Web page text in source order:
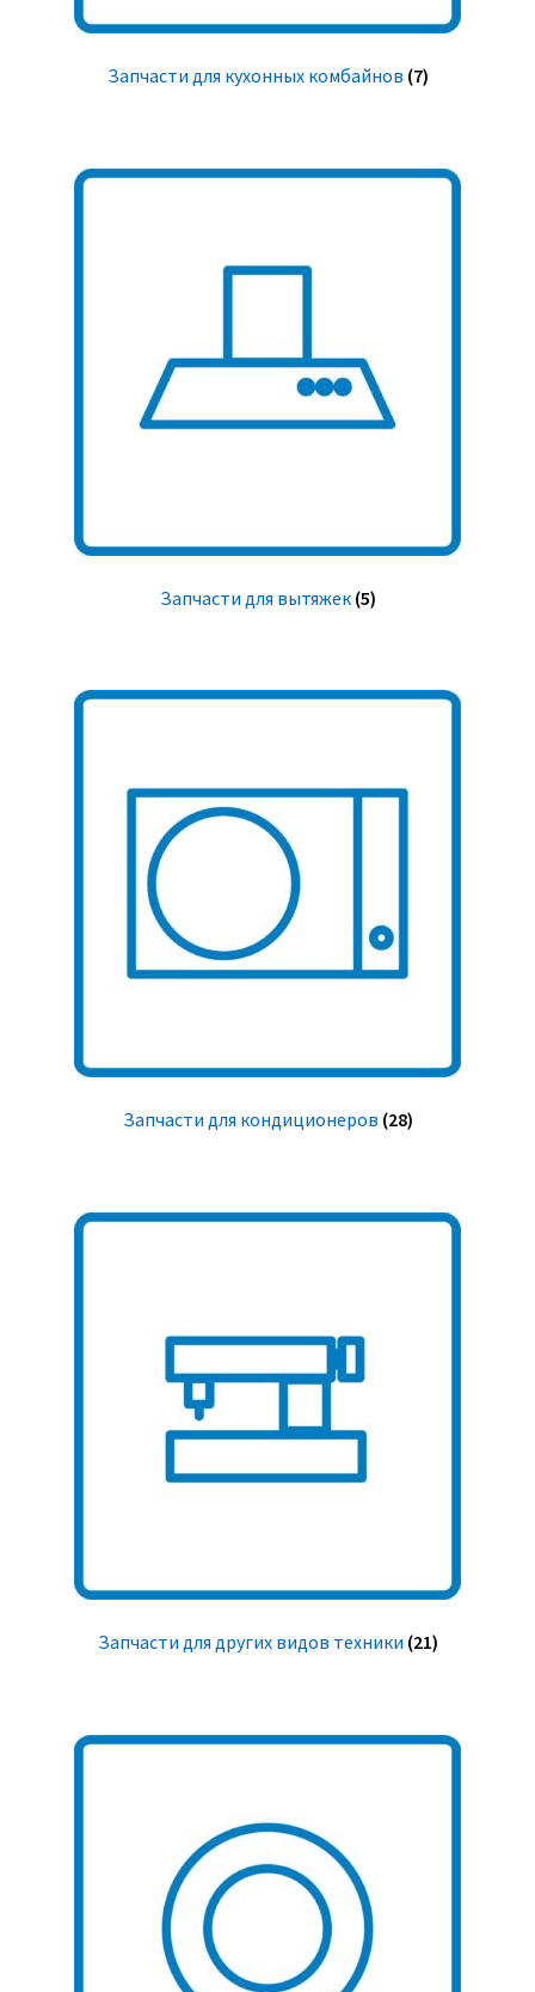
Запчасти для кухонных комбайнов (7)
Запчасти для вытяжек (5)
Запчасти для кондиционеров (28)
Запчасти для других видов техники (21)